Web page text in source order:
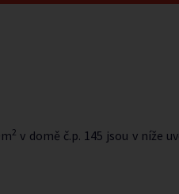
2 v domě č.p. 145 jsou v níže